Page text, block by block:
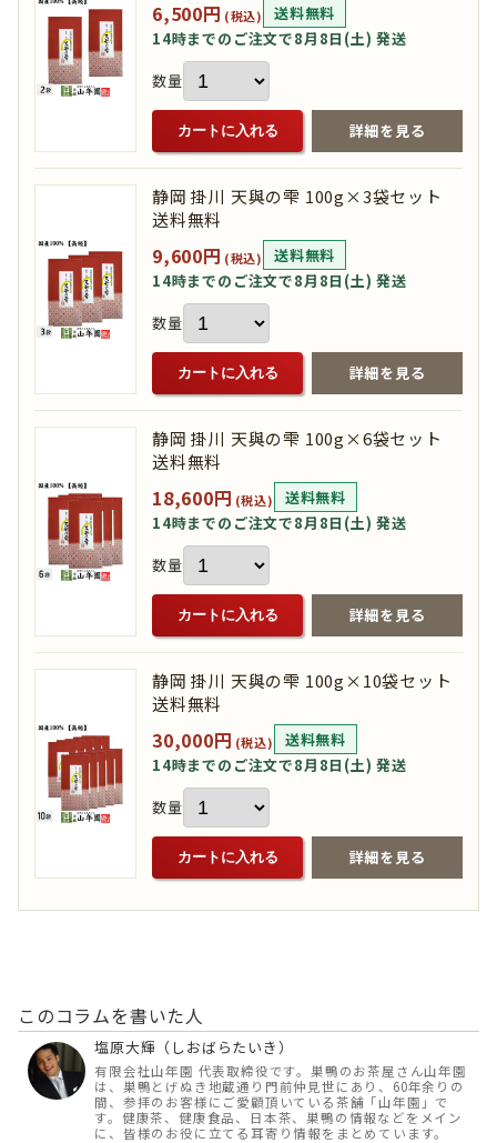
6,500円 (税込)
送料無料
14時までのご注文で8月8日(土) 発送
数量
カートに入れる 詳細を見る
静岡 掛川 天與の雫 100g×3袋セット
送料無料
9,600円 (税込)
送料無料
14時までのご注文で8月8日(土) 発送
数量
カートに入れる 詳細を見る
静岡 掛川 天與の雫 100g×6袋セット
送料無料
18,600円 (税込)
送料無料
14時までのご注文で8月8日(土) 発送
数量
カートに入れる 詳細を見る
静岡 掛川 天與の雫 100g×10袋セット
送料無料
30,000円 (税込)
送料無料
14時までのご注文で8月8日(土) 発送
数量
カートに入れる 詳細を見る
このコラムを書いた人
塩原大輝（しおばらたいき）
有限会社山年園 代表取締役です。巣鴨のお茶屋さん山年園
は、巣鴨とげぬき地蔵通り門前仲見世にあり、60年余りの
間、参拝のお客様にご愛顧頂いている茶舗「山年園」で
す。健康茶、健康食品、日本茶、巣鴨の情報などをメイン
に、皆様のお役に立てる耳寄り情報をまとめています。